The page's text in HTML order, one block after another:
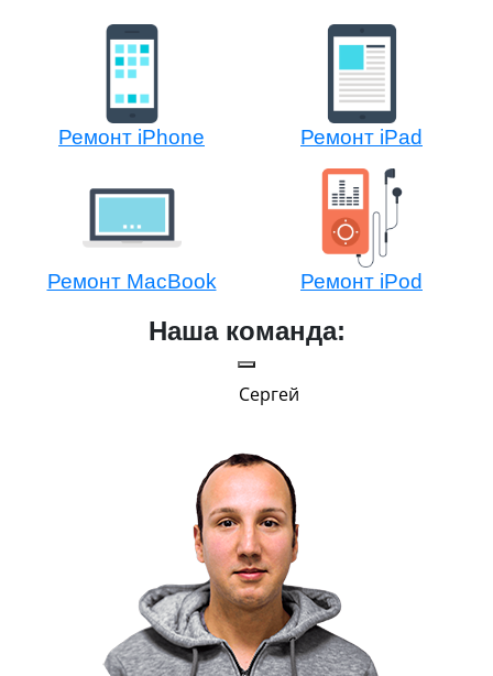
Ремонт iPhone Ремонт iPad
Ремонт MacBook Ремонт iPod
Наша команда:
Сергей